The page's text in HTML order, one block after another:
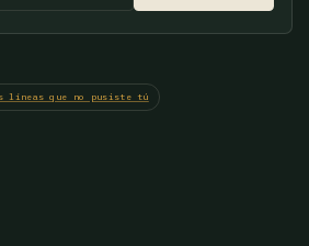
líneas que no pusiste tú